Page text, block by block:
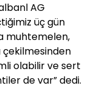
AG
üç gün
muhtemelen,
çekilmesinden
olabilir ve sert
de var” dedi.